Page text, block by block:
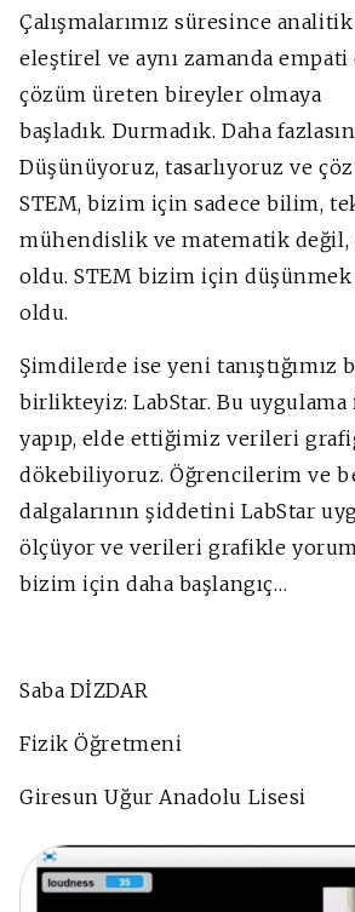
Çalışmalarımız süresince
eleştirel ve aynı zamanda
çözüm üreten bireyler olmaya
başladık. Durmadık. Daha
Düşünüyoruz, tasarlıyoruz ve
STEM, bizim için sadece bilim,
mühendislik ve matematik değil,
oldu. STEM bizim için
oldu.
Şimdilerde ise yeni tanıştığımız
birlikteyiz: LabStar. Bu
yapıp, elde ettiğimiz verileri
dökebiliyoruz. Öğrencilerim ve
dalgalarının şiddetini LabStar
ölçüyor ve verileri grafikle
bizim için daha başlangıç…
Saba DİZDAR
Fizik Öğretmeni
Giresun Uğur Anadolu Lisesi